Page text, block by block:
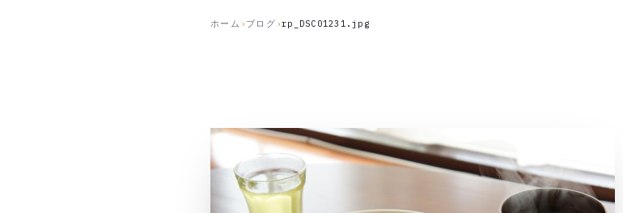
ホーム › ブログ ›rp_DSC01231.jpg